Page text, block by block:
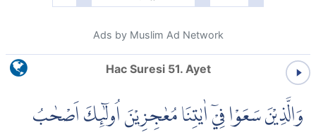
Ads by Muslim Ad Network
Hac Suresi 51. Ayet
وَالَّذِيْنَ سَعَوْا فِيْٓ اٰيٰتِنَا مُعٰجِزِيْنَ اُولٰۤىِٕكَ اَصْحٰبُ